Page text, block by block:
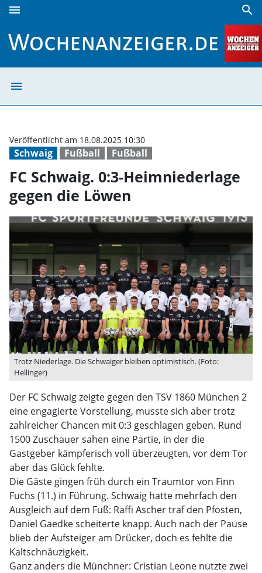
menu search
menu
Schwaig Fußball Fußball
Veröffentlicht am 18.08.2025 10:30
FC Schwaig. 0:3-Heimniederlage
gegen die Löwen
Trotz Niederlage. Die Schwaiger bleiben optimistisch. (Foto:
Hellinger)
Der FC Schwaig zeigte gegen den TSV 1860 München 2
eine engagierte Vorstellung, musste sich aber trotz
zahlreicher Chancen mit 0:3 geschlagen geben. Rund
1500 Zuschauer sahen eine Partie, in der die
Gastgeber kämpferisch voll überzeugten, vor dem Tor
aber das Glück fehlte.
Die Gäste gingen früh durch ein Traumtor von Finn
Fuchs (11.) in Führung. Schwaig hatte mehrfach den
Ausgleich auf dem Fuß: Raffi Ascher traf den Pfosten,
Daniel Gaedke scheiterte knapp. Auch nach der Pause
blieb der Aufsteiger am Drücker, doch es fehlte die
Kaltschnäuzigkeit.
Ganz anders die Münchner: Cristian Leone nutzte zwei